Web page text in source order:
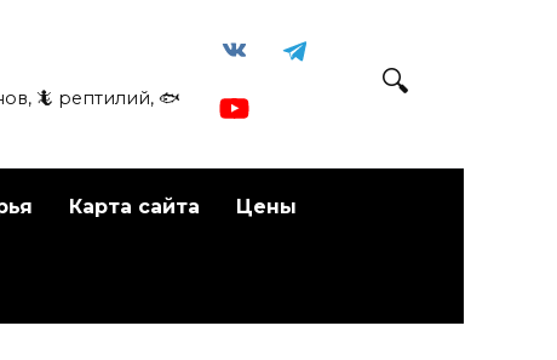
🦎 рептилий, 🐟
Карта сайта Цены